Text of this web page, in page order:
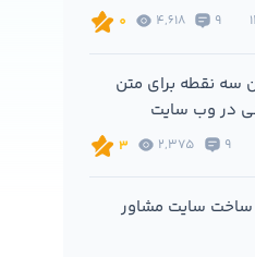
9
4,618
0
سه نقطه برای متن
در وب سایت
9
2,375
3
ساخت سایت مشاور